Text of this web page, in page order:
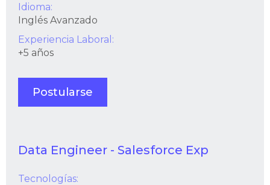
Idioma:
Inglés Avanzado
Experiencia Laboral:
+5 años
Postularse
Data Engineer - Salesforce Exp
Tecnologías: